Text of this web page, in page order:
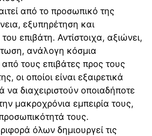
από το προσωπικό της
εξυπηρέτηση και
επιβάτη. Αντίστοιχα, αξιώνει,
ανάλογη κόσμια
τους επιβάτες προς τους
οι οποίοι είναι εξαιρετικά
να διαχειριστούν οποιαδήποτε
μακροχρόνια εμπειρία τους,
τους.
όλων δημιουργεί τις